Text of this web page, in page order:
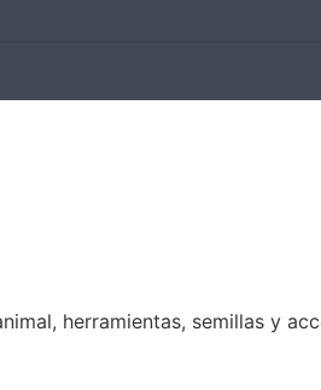
herramientas, semillas y